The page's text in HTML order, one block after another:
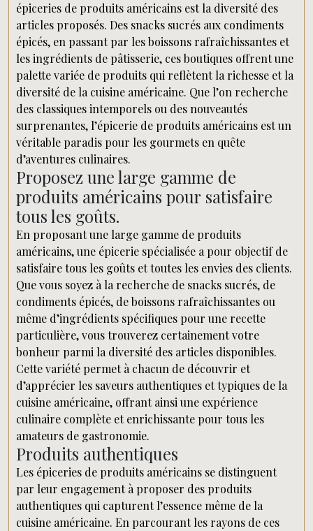
épiceries de produits américains est la diversité des
articles proposés. Des snacks sucrés aux condiments
épicés, en passant par les boissons rafraîchissantes et
les ingrédients de pâtisserie, ces boutiques offrent une
palette variée de produits qui reflètent la richesse et la
diversité de la cuisine américaine. Que l’on recherche
des classiques intemporels ou des nouveautés
surprenantes, l’épicerie de produits américains est un
véritable paradis pour les gourmets en quête
d’aventures culinaires.
Proposez une large gamme de
produits américains pour satisfaire
tous les goûts.
En proposant une large gamme de produits
américains, une épicerie spécialisée a pour objectif de
satisfaire tous les goûts et toutes les envies des clients.
Que vous soyez à la recherche de snacks sucrés, de
condiments épicés, de boissons rafraîchissantes ou
même d’ingrédients spécifiques pour une recette
particulière, vous trouverez certainement votre
bonheur parmi la diversité des articles disponibles.
Cette variété permet à chacun de découvrir et
d’apprécier les saveurs authentiques et typiques de la
cuisine américaine, offrant ainsi une expérience
culinaire complète et enrichissante pour tous les
amateurs de gastronomie.
Produits authentiques
Les épiceries de produits américains se distinguent
par leur engagement à proposer des produits
authentiques qui capturent l’essence même de la
cuisine américaine. En parcourant les rayons de ces